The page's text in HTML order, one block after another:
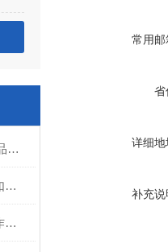
可调式螺纹槽道减压阀GF8 产品实拍图及产品特点
水用减压阀其具体的安装该是如何的呢？
法兰硬密封蝶阀如此详细的操作方法，您竟然不知？
常用邮
省
详细地
补充说